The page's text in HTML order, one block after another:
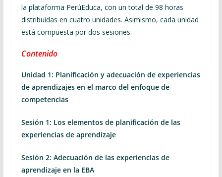
la plataforma PerúEduca, con un total de 98 horas
distribuidas en cuatro unidades. Asimismo, cada unidad
está compuesta por dos sesiones.
Contenido
Unidad 1: Planificación y adecuación de experiencias
de aprendizajes en el marco del enfoque de
competencias
Sesión 1: Los elementos de planificación de las
experiencias de aprendizaje
Sesión 2: Adecuación de las experiencias de
aprendizaje en la EBA